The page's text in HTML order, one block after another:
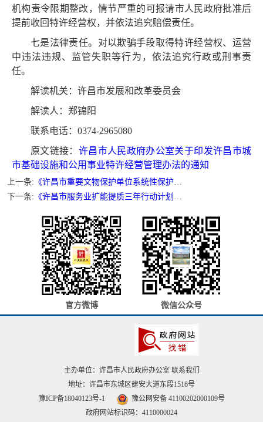
机构责令限期整改，情节严重的可报请市人民政府批准后
提前收回特许经营权，并依法追究赔偿责任。
七是法律责任。对以欺骗手段取得特许经营权、运营
中违法违规、监管失职等行为，依法追究行政或刑事责
任。
解读机关：许昌市发展和改革委员会
解读人：郑锦阳
联系电话：0374-2965080
原文链接： 许昌市人民政府办公室关于印发许昌市城
市基础设施和公用事业特许经营管理办法的通知
上一条: 《许昌市重要文物保护单位系统性保护行动方案（2026-2030年）》政策解读
下一条: 《许昌市服务业扩能提质三年行动计划（2026-2028年）》政策解读
官方微博 微信公众号
主办单位：许昌市人民政府办公室 联系我们
地址：许昌市东城区建安大道东段1516号
豫ICP备18040123号-1
豫公网安备 41100202000109号
政府网站标识码：4110000024